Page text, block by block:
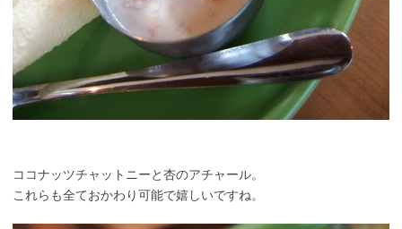
ココナッツチャットニーと杏のアチャール。
これらも全ておかわり可能で嬉しいですね。